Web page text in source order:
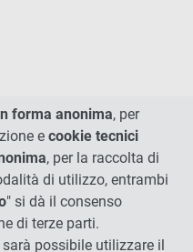
forma anonima, per
e cookie tecnici
, per la raccolta di
di utilizzo, entrambi
" si dà il consenso
di terze parti.
sarà possibile utilizzare il